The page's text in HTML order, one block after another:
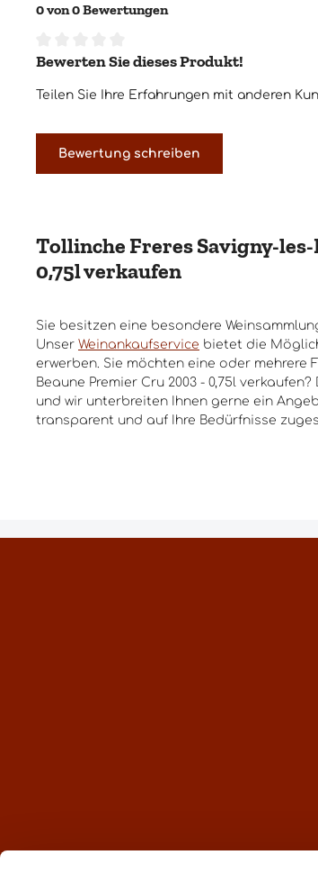
0 von 0 Bewertungen
Durchschnittliche Bewertung von 0 von 5
Bewerten Sie dieses Produkt!
Teilen Sie Ihre Erfahrungen mit anderen
Bewertung schreiben
Tollinche Freres Savigny-
0,75l verkaufen
Sie besitzen eine besondere
Unser Weinankaufservice bietet die
erwerben. Sie möchten eine oder mehrere
Beaune Premier Cru 2003 - 0,75l
und wir unterbreiten Ihnen gerne ein
transparent und auf Ihre Bedürfnisse